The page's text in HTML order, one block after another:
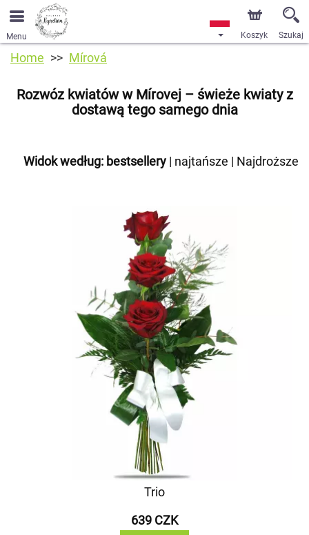
Menu Koszyk Szukaj
Home Mírová
Rozwóz kwiatów w Mírovej – świeże kwiaty z
dostawą tego samego dnia
Widok według: bestsellery | najtańsze | Najdroższe
Trio
639 CZK